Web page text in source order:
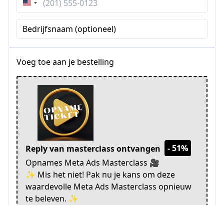
Verenigde
Staten
+1
Bedrijfsnaam (optioneel)
Voeg toe aan je bestelling
Reply van masterclass ontvangen
- 51%
Opnames Meta Ads Masterclass 🎥
✨ Mis het niet! Pak nu je kans om deze
waardevolle Meta Ads Masterclass opnieuw
te beleven. ✨